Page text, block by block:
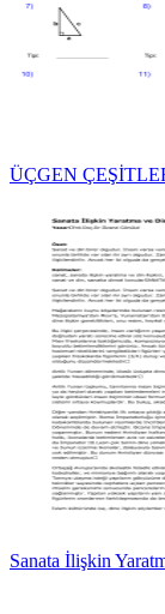
ÜÇGEN
Sanata İlişkin